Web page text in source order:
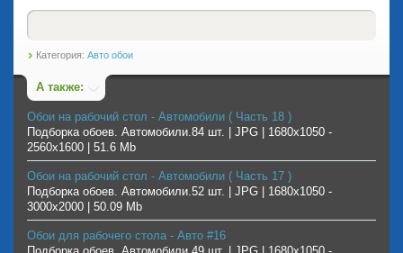
Категория: Авто обои
А также:
Обои на рабочий стол - Автомобили ( Часть 18 )
Подборка обоев. Автомобили.84 шт. | JPG | 1680х1050 -
2560х1600 | 51.6 Mb
Обои на рабочий стол - Автомобили ( Часть 17 )
Подборка обоев. Автомобили.52 шт. | JPG | 1680х1050 -
3000х2000 | 50.09 Mb
Обои для рабочего стола - Авто #16